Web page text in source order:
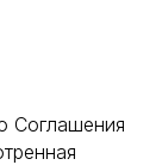
Соглашения